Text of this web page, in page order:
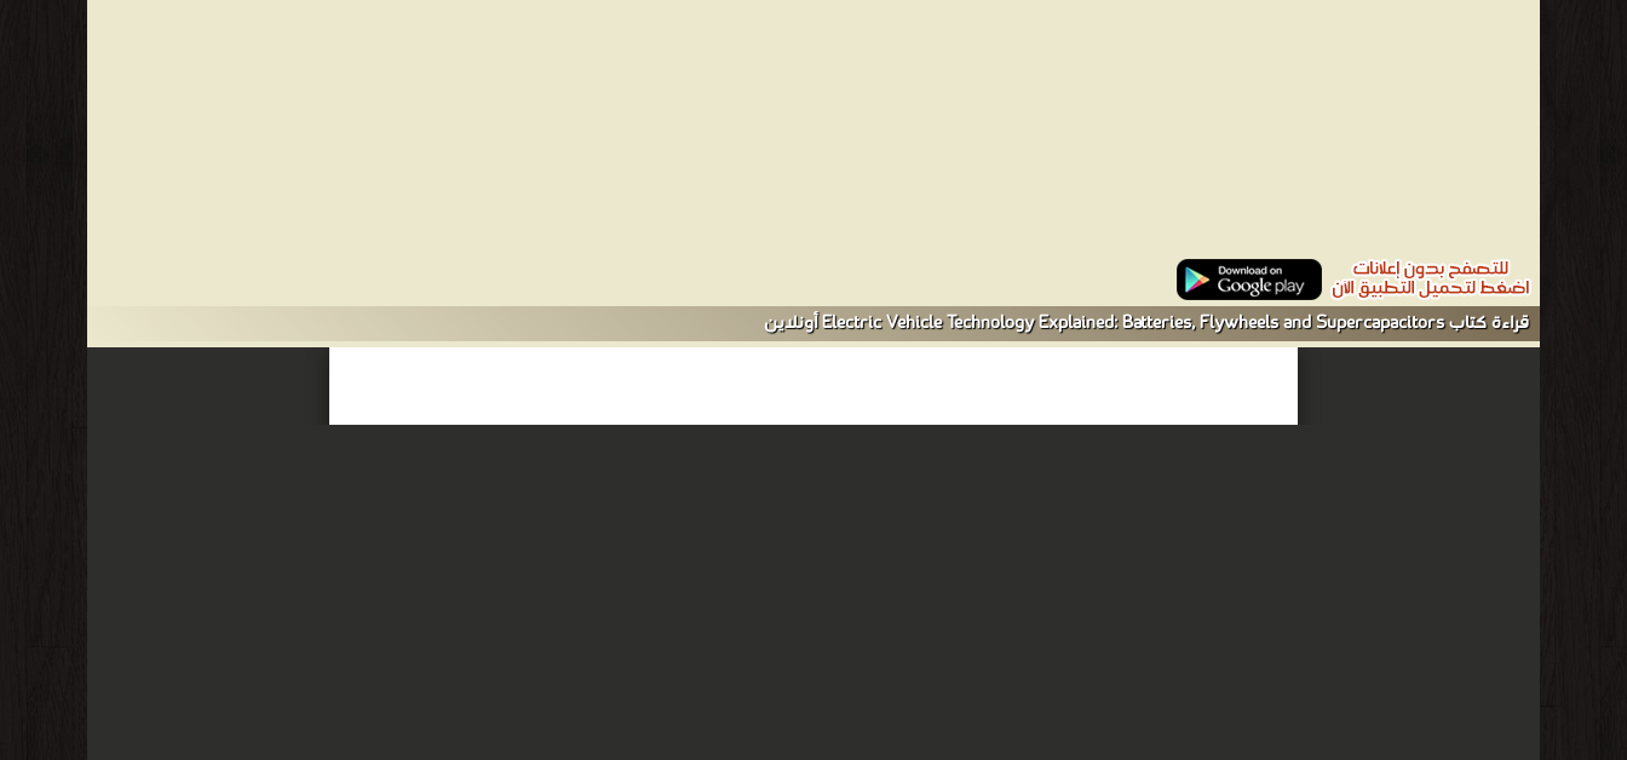
Electric Vehicles ❝ ❞ Electric Vehicle Technology Explained: Design Considerations ❝ ❞ Electric Vehicle Technology Explained: Index ❝ ❞ Electric Vehicle Technology Explained:
Efficiencies and Carbon Release Comparison ❝ ❞ Electric Vehicle Technology Explained: Introduction ❝ ❞ Electric Vehicle Technology Explained: Electric Vehicles and the Environment ❝
❞ Electric Vehicle Technology Explained: Power Generation for Transport – Particularly for Zero Emissions ❝ ❞ Electric Vehicle Technology Explained: Hydrogen as a Fuel – Its
قراءة كتاب Electric Vehicle Technology Explained: Batteries, Flywheels and Supercapacitors أونلاين